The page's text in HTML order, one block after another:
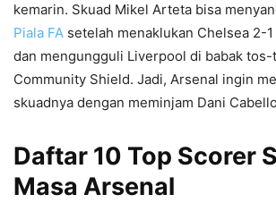
kemarin. Skuad Mikel Arteta bisa
Piala FA setelah menaklukan Chelsea 2-
dan mengungguli Liverpool di babak tos-
Community Shield. Jadi, Arsenal ingin
skuadnya dengan meminjam Dani
Daftar 10 Top Scorer
Masa Arsenal